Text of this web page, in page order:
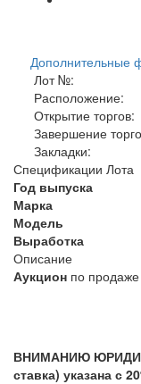
Дополнительные
Лот №:
Расположение:
Открытие торгов:
Завершение
Закладки:
Спецификации Лота
Год выпуска
Марка
Модель
Выработка
Описание
Аукцион по
ВНИМАНИЮ
ставка) указана с